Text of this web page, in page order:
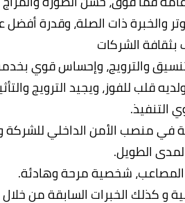
والخبرة ذات الصلة، وقدرة أفضل
بثقافة الشركات
والترويج، وإحساس قوي
للفوز، ويجيد الترويج
التنفيذ.
منصب الأمن الداخلي للشركة
الطويل.
شخصية مرحة وهادئة.
و كذلك الخبرات السابقة من خلال